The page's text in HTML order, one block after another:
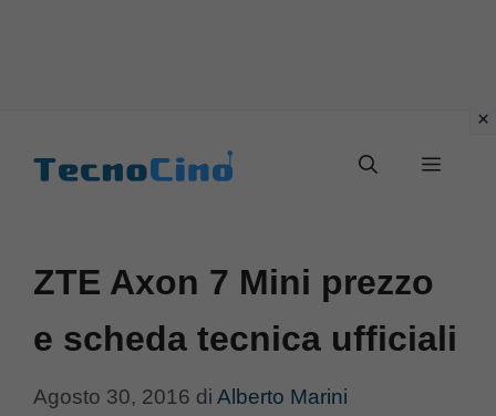
Menu
ZTE Axon 7 Mini prezzo
e scheda tecnica ufficiali
Agosto 30, 2016 di Alberto Marini